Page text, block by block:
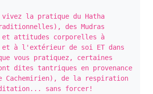
vivez la pratique du Hatha
des Mudras
et attitudes corporelles à
à l'extérieur de soi ET dans
vous pratiquez, certaines
dites tantriques en provenance
Cachemirien), de la respiration
sans forcer!